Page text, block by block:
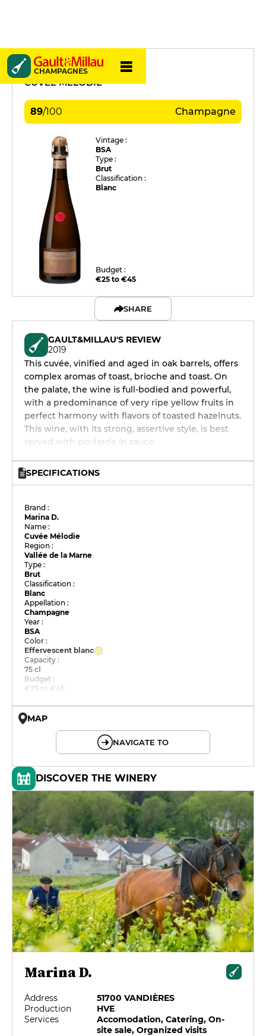
CHAMPAGNES
Marina D.
CUVÉE MÉLODIE
89/100 Champagne
Vintage :
BSA
Type :
Brut
Classification :
Blanc
Budget :
€25 to €45
SHARE
GAULT&MILLAU'S REVIEW
2019
This cuvée, vinified and aged in oak barrels, offers
complex aromas of toast, brioche and toast. On
the palate, the wine is full-bodied and powerful,
with a predominance of very ripe yellow fruits in
perfect harmony with flavors of toasted hazelnuts.
This wine, with its strong, assertive style, is best
served with poularde in sauce.
SPECIFICATIONS
Brand :
Marina D.
Name :
Cuvée Mélodie
Region :
Vallée de la Marne
Type :
Brut
Classification :
Blanc
Appellation :
Champagne
Year :
BSA
Color :
Effervescent blanc
Capacity :
75 cl
Budget :
€25 to €45
MAP
NAVIGATE TO
DISCOVER THE WINERY
Marina D.
Address
51700 VANDIÈRES
Production
HVE
Services
Accomodation, Catering, On-
site sale, Organized visits